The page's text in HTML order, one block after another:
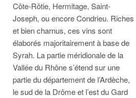
Côte-Rôtie, Hermitage, Saint-
Joseph, ou encore Condrieu. Riches
et bien charnus, ces vins sont
élaborés majoritairement à base de
Syrah. La partie méridionale de la
Vallée du Rhône s’étend sur une
partie du département de l’Ardèche,
le sud de la Drôme et l’est du Gard